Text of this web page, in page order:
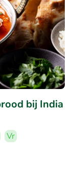
bij India
Vr